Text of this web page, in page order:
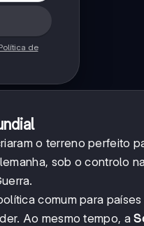
de
o terreno perfeito
sob o controlo
comum para
Ao mesmo tempo, a